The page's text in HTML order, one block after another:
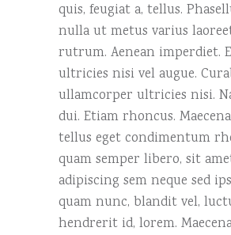
quis, feugiat a, tellus.
nulla ut metus varius
rutrum. Aenean imperdiet.
ultricies nisi vel augue.
ullamcorper ultricies nisi.
dui. Etiam rhoncus.
tellus eget condimentum
quam semper libero, sit
adipiscing sem neque sed
quam nunc, blandit vel,
hendrerit id, lorem.